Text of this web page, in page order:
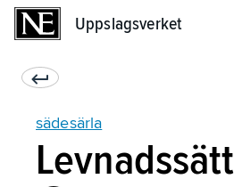
Uppslagsverket
sädesärla
Levnadssätt